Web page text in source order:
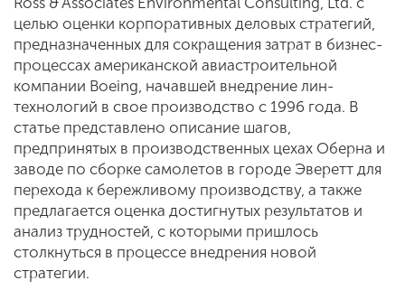
целью оценки корпоративных деловых стратегий,
предназначенных для сокращения затрат в бизнес-
процессах американской авиастроительной
компании Boeing, начавшей внедрение лин-
технологий в свое производство с 1996 года. В
статье представлено описание шагов,
предпринятых в производственных цехах Оберна и
заводе по сборке самолетов в городе Эверетт для
перехода к бережливому производству, а также
предлагается оценка достигнутых результатов и
анализ трудностей, с которыми пришлось
столкнуться в процессе внедрения новой
стратегии.